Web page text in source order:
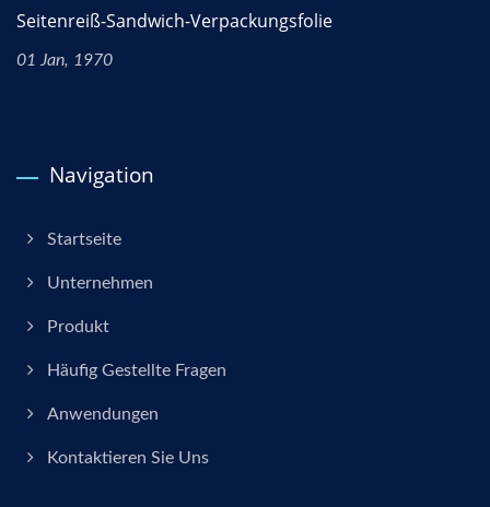
Seitenreiß-Sandwich-Verpackungsfolie
01 Jan, 1970
Navigation
Startseite
Unternehmen
Produkt
Häufig Gestellte Fragen
Anwendungen
Kontaktieren Sie Uns